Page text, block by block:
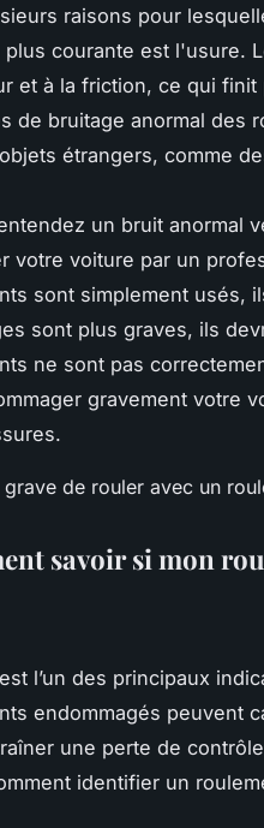
raisons pour
plus courante est l'usure.
et à la friction, ce qui
de bruitage anormal des
étrangers, comme
un bruit anormal
votre voiture par un
sont simplement usés,
sont plus graves, ils
ne sont pas
gravement votre
savoir si mon
l’un des principaux
endommagés peuvent
une perte de
identifier un